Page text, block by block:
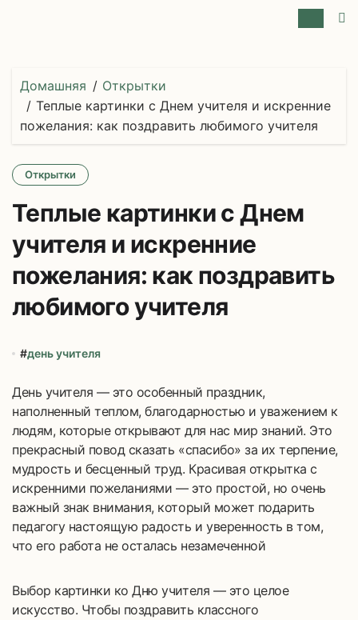
Домашняя
Открытки
Теплые картинки с Днем учителя и искренние
пожелания: как поздравить любимого учителя
Открытки
Теплые картинки с Днем
учителя и искренние
пожелания: как поздравить
любимого учителя
#день учителя
День учителя — это особенный праздник,
наполненный теплом, благодарностью и уважением к
людям, которые открывают для нас мир знаний. Это
прекрасный повод сказать «спасибо» за их терпение,
мудрость и бесценный труд. Красивая открытка с
искренними пожеланиями — это простой, но очень
важный знак внимания, который может подарить
педагогу настоящую радость и уверенность в том,
что его работа не осталась незамеченной
Выбор картинки ко Дню учителя — это целое
искусство. Чтобы поздравить классного